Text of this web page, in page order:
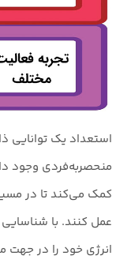
استعداد یک
منحصربه‌فردی وجود
کمک می‌کند تا در
عمل کنند. با
انرژی خود را در